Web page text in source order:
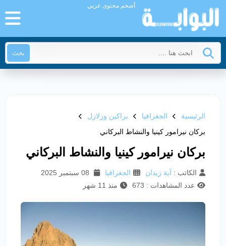
أضخم محتوى عربي
بحث
الرئيسية الجغرافيا
براكين وزلازل
بركان نيرامور كينيا والنشاط البركاني
بركان نيرامور كينيا والنشاط البركاني
الكاتب : آية زيدان الجغرافيا
عدد المشاهدات : 673
منذ 11 شهر